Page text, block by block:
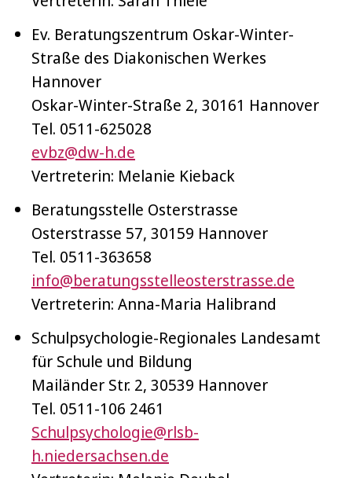
Ev. Beratungszentrum Oskar-Winter-
Straße des Diakonischen Werkes
Hannover
Oskar-Winter-Straße 2, 30161 Hannover
Tel. 0511-625028
evbz@dw-h.de
Vertreterin: Melanie Kieback
Beratungsstelle Osterstrasse
Osterstrasse 57, 30159 Hannover
Tel. 0511-363658
info@beratungsstelleosterstrasse.de
Vertreterin: Anna-Maria Halibrand
Schulpsychologie-Regionales Landesamt
für Schule und Bildung
Mailänder Str. 2, 30539 Hannover
Tel. 0511-106 2461
Schulpsychologie@rlsb-
h.niedersachsen.de